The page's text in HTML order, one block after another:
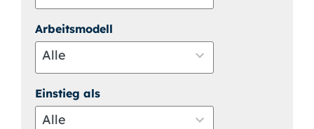
results
available
Arbeitsmodell
Alle
results
available
Einstieg als
Alle